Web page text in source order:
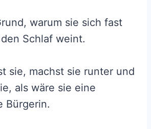
warum sie sich fast
Schlaf weint.
sie, machst sie runter und
als wäre sie eine
Bürgerin.